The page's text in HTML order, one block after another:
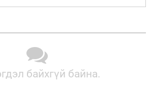
байхгүй байна.